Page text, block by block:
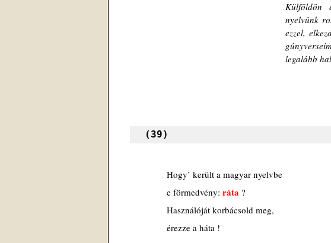
Külföldön
nyelvünk
ezzel,
legalább
(39)
Hogy’ került a magyar nyelvbe
e förmedvény: ráta ?
Használóját korbácsold meg,
érezze a háta !